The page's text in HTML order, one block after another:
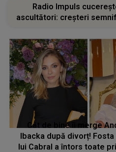
Radio Impuls
ascultători: creșteri
Cât de bine îi merge
Ibacka după divorț! Fosta
lui Cabral a întors toate